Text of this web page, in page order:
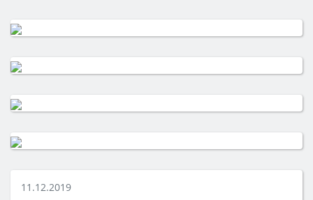
11.12.2019